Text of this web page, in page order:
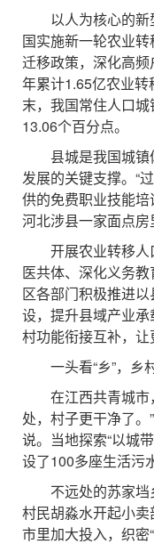
以人为核心的新
国实施新一轮农业
迁移政策，深化高频
年累计1.65亿农业
末，我国常住人口
13.06个百分点。
县城是我国城镇
发展的关键支撑。“
供的免费职业技能
河北涉县一家面点房
开展农业转移人
医共体、深化义务
区各部门积极推进
设，提升县域产业
村功能衔接互补，让
一头看“乡”，乡
在江西共青城市
处，村子更干净了
说。当地探索“以城
设了100多座生活污
不远处的苏家垱
村民胡淼水开起小卖
市里加大投入，织密